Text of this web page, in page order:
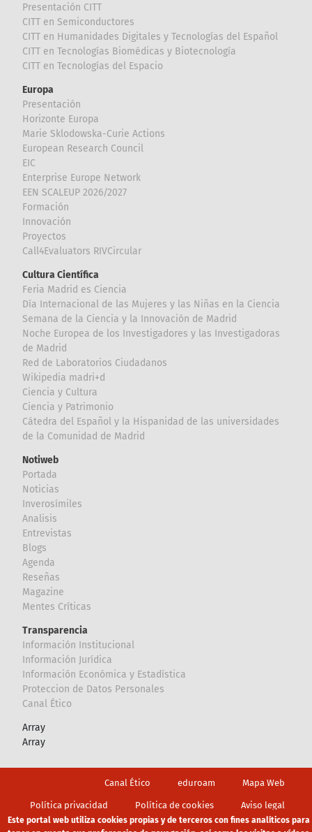
Presentación CITT
CITT en Semiconductores
CITT en Humanidades Digitales y Tecnologías del Español
CITT en Tecnologías Biomédicas y Biotecnología
CITT en Tecnologías del Espacio
Europa
Presentación
Horizonte Europa
Marie Sklodowska-Curie Actions
European Research Council
EIC
Enterprise Europe Network
EEN SCALEUP 2026/2027
Formación
Innovación
Proyectos
Call4Evaluators RIVCircular
Cultura Científica
Feria Madrid es Ciencia
Día Internacional de las Mujeres y las Niñas en la Ciencia
Semana de la Ciencia y la Innovación de Madrid
Noche Europea de los Investigadores y las Investigadoras
de Madrid
Red de Laboratorios Ciudadanos
Wikipedia madri+d
Ciencia y Cultura
Ciencia y Patrimonio
Cátedra del Español y la Hispanidad de las universidades
de la Comunidad de Madrid
Notiweb
Portada
Noticias
Inverosímiles
Analisis
Entrevistas
Blogs
Agenda
Reseñas
Magazine
Mentes Críticas
Transparencia
Información Institucional
Información Jurídica
Información Económica y Estadística
Proteccion de Datos Personales
Canal Ético
Array
Array
Canal Ético eduroam Mapa Web
Política privacidad Política de cookies Aviso legal
Este portal web utiliza cookies propias y de terceros con fines analíticos para